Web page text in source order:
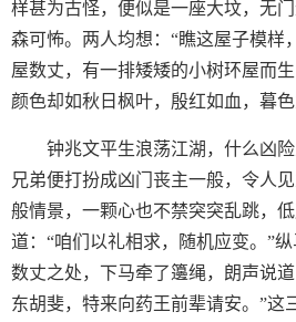
样甚为古怪，便似是一座大坟，无
森可怖。两人均想：“瞧这屋子模样
屋数丈，有一排矮矮的小树环屋而
颜色却如秋日枫叶，殷红如血，暮
钟兆文平生浪荡江湖，什么凶
兄弟便打扮成凶门丧主一般，令人
般情景，一颗心也不禁突突乱跳，
道：“咱们以礼相求，随机应变。”
数丈之处，下马牵了籩绳，朗声说
东胡斐，特来向药王前辈请安。”这